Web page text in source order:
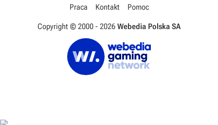
Praca
Kontakt Pomoc
Copyright © 2000 - 2026 Webedia Polska SA